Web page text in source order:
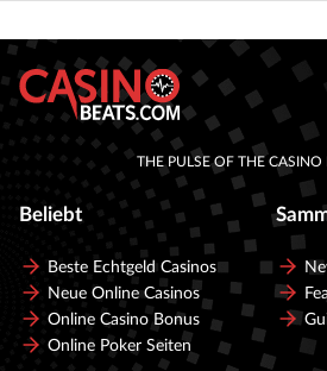
THE PULSE OF THE CASINO
Beliebt
Beste Echtgeld Casinos
Neue Online Casinos
Online Casino Bonus
Online Poker Seiten